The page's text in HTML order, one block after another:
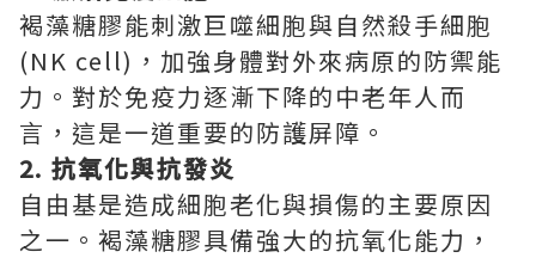
褐藻糖膠能刺激巨噬細胞與自然殺手細胞
(NK cell)，加強身體對外來病原的防禦能
力。對於免疫力逐漸下降的中老年人而
言，這是一道重要的防護屏障。
2. 抗氧化與抗發炎
自由基是造成細胞老化與損傷的主要原因
之一。褐藻糖膠具備強大的抗氧化能力，